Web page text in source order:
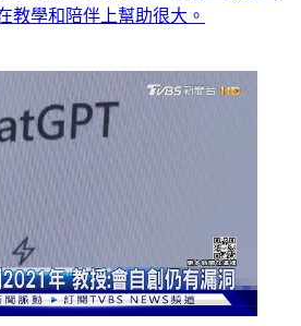
教學和陪伴上幫助很大。